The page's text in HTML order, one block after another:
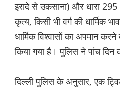
इरादे से उकसाना) और धारा 295
कृत्य, किसी भी वर्ग की धार्मिक
धार्मिक विश्वासों का अपमान
किया गया है। पुलिस ने पांच दिन
दिल्ली पुलिस के अनुसार, एक